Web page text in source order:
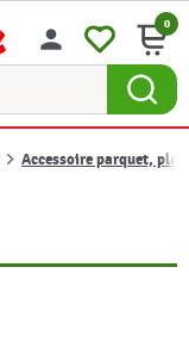
person 0
Accessoire parquet,